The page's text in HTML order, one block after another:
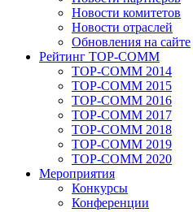
Новости комитетов
Новости отраслей
Обновления на сайте
Рейтинг TOP-COMM
TOP-COMM 2014
TOP-COMM 2015
TOP-COMM 2016
TOP-COMM 2017
TOP-COMM 2018
TOP-COMM 2019
TOP-COMM 2020
Мероприятия
Конкурсы
Конференции